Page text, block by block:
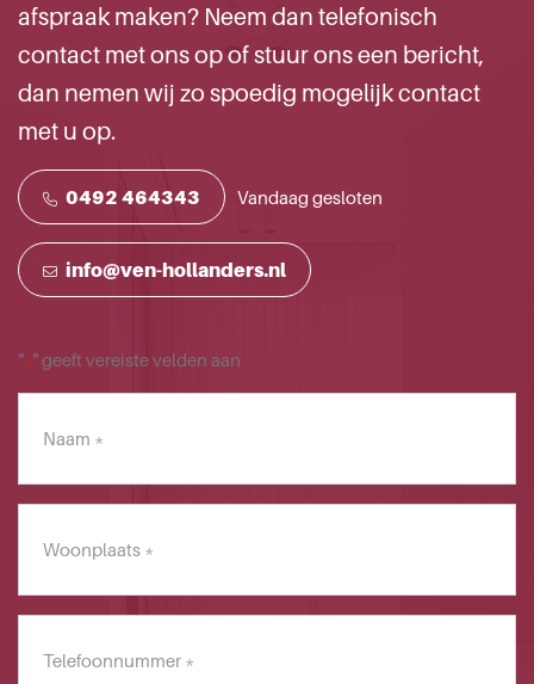
afspraak maken? Neem dan telefonisch
contact met ons op of stuur ons een bericht,
dan nemen wij zo spoedig mogelijk contact
met u op.
Vandaag gesloten
0492 464343
info@ven-hollanders.nl
"*" geeft vereiste velden aan